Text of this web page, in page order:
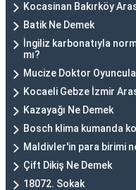
Kocasinan Bakırköy
Batik Ne Demek
İngiliz karbonatıyla
mı?
Mucize Doktor
Kocaeli Gebze İzmir
Kazayağı Ne Demek
Bosch klima kumanda
Maldivler'in para birimi
Çift Dikiş Ne Demek
18072. Sokak